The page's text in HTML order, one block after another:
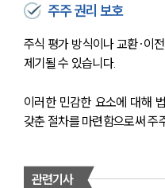
주주 권리 보호
주식 평가 방식이나 교환·이
제기될 수 있습니다.
이러한 민감한 요소에 대해
갖춘 절차를 마련함으로써 주
관련기사